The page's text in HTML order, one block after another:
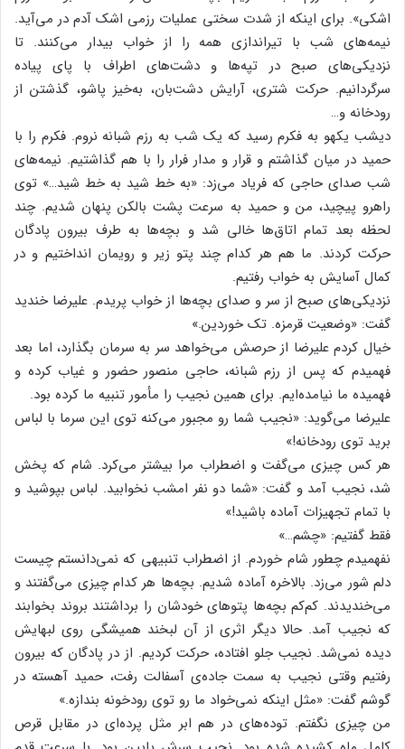
اشکی». برای اینکه از شدت سختی عملیات رزمی اشک آدم در می‌آید.
نیمه‌های شب با تیراندازی همه را از خواب بیدار می‌کنند. تا
نزدیکی‌های صبح در تپه‌ها و دشت‌های اطراف با پای پیاده
سرگردانیم. حرکت شتری، آرایش دشت‌بان، به‌خیز پاشو، گذشتن از
رودخانه و…
دیشب یکهو به فکرم رسید که یک شب به رزم شبانه نروم. فکرم را با
حمید در میان گذاشتم و قرار و مدار فرار را با هم گذاشتیم. نیمه‌های
شب صدای حاجی که فریاد می‌زد: «به خط شید به خط شید…» توی
راهرو پیچید، من و حمید به سرعت پشت بالکن پنهان شدیم. چند
لحظه بعد تمام اتاق‌ها خالی شد و بچه‌ها به طرف بیرون پادگان
حرکت کردند. ما هم هر کدام چند پتو زیر و رویمان انداختیم و در
کمال آسایش به خواب رفتیم.
نزدیکی‌های صبح از سر و صدای بچه‌ها از خواب پریدم. علیرضا خندید
گفت: «وضعیت قرمزه. تک خوردین.»
خیال کردم علیرضا از حرصش می‌خواهد سر به سرمان بگذارد، اما بعد
فهمیدم که پس از رزم شبانه، حاجی منصور حضور و غیاب کرده و
فهمیده ما نیامده‌ایم. برای همین نجیب را مأمور تنبیه ما کرده بود.
علیرضا می‌گوید: «نجیب شما رو مجبور می‌کنه توی این سرما با لباس
برید توی رودخانه!»
هر کس چیزی می‌گفت و اضطراب مرا بیشتر می‌کرد. شام که پخش
شد، نجیب آمد و گفت: «شما دو نفر امشب نخوابید. لباس بپوشید و
با تمام تجهیزات آماده باشید!»
فقط گفتیم: «چشم…»
نفهمیدم چطور شام خوردم. از اضطراب تنبیهی که نمی‌دانستم چیست
دلم شور می‌زد. بالاخره آماده شدیم. بچه‌ها هر کدام چیزی می‌گفتند و
می‌خندیدند. کم‌کم بچه‌ها پتوهای خودشان را برداشتند بروند بخوابند
که نجیب آمد. حالا دیگر اثری از آن لبخند همیشگی روی لبهایش
دیده نمی‌شد. نجیب جلو افتاده، حرکت کردیم. از در پادگان که بیرون
رفتیم وقتی نجیب به سمت جاده‌ی آسفالت رفت، حمید آهسته در
گوشم گفت: «مثل اینکه نمی‌خواد ما رو توی رودخونه بندازه.»
من چیزی نگفتم. توده‌های در هم ابر مثل پرده‌ای در مقابل قرص